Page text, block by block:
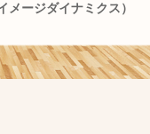
ージダイナミクス）